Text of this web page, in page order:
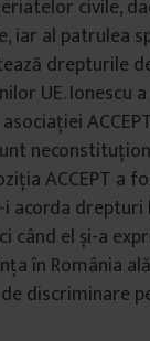
civile,
iar al patrulea
drepturile
UE. Ionescu
ACCEPT a
acorda drepturi
când el și-a
în România
discriminare